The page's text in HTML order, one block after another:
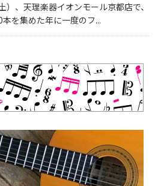
）、天理楽器イオンモール京都店で、
を集めた年に一度のフ...